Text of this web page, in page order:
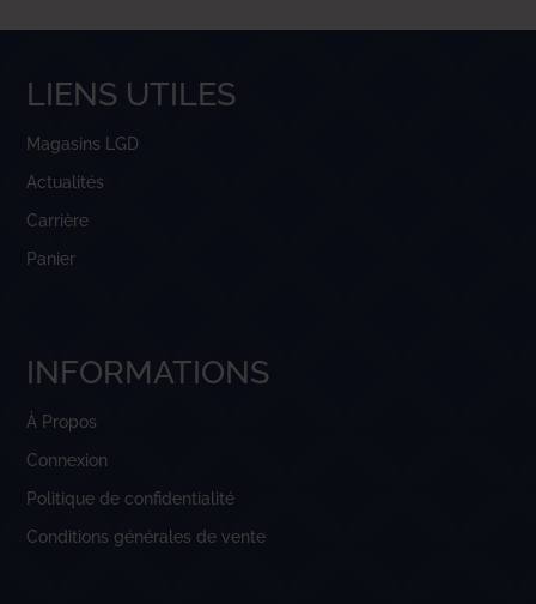
LIENS UTILES
Magasins LGD
Actualités
Carrière
Panier
INFORMATIONS
À Propos
Connexion
Politique de confidentialité
Conditions générales de vente